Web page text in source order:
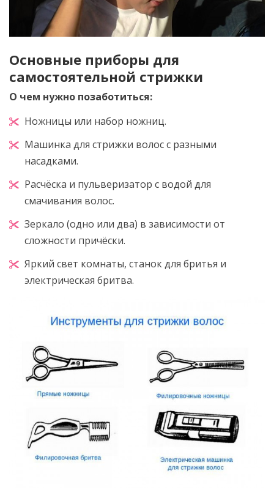
Основные приборы для
самостоятельной стрижки
О чем нужно позаботиться:
Ножницы или набор ножниц.
Машинка для стрижки волос с разными
насадками.
Расчёска и пульверизатор с водой для
смачивания волос.
Зеркало (одно или два) в зависимости от
сложности причёски.
Яркий свет комнаты, станок для бритья и
электрическая бритва.